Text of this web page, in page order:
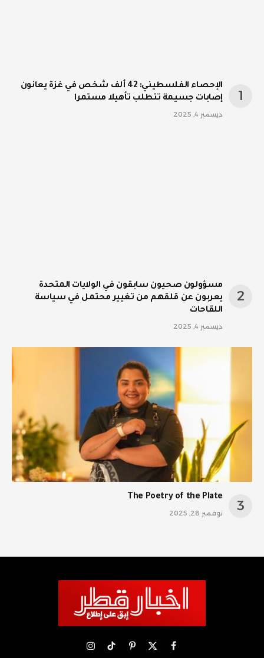
الإحصاء الفلسطيني: 42 ألف شخص في غزة يعانون
إصابات جسيمة تتطلب تأهيلا مستمرا
ديسمبر 4, 2025
مسؤولون صحيون سابقون في الولايات المتحدة
يعربون عن قلقهم من تغيير محتمل في سياسة
اللقاحات
ديسمبر 4, 2025
The Poetry of the Plate
نوفمبر 28, 2025
فيسبوك
X بينتيريستتيكتوكالانستغرام